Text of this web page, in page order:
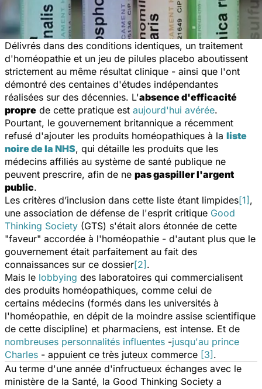
Délivrés dans des conditions identiques, un traitement
d'homéopathie et un jeu de pilules placebo aboutissent
strictement au même résultat clinique - ainsi que l'ont
démontré des centaines d'études indépendantes
réalisées sur des décennies. L'absence d'efficacité
propre de cette pratique est aujourd'hui avérée.
Pourtant, le gouvernement britannique a récemment
refusé d'ajouter les produits homéopathiques à la liste
noire de la NHS, qui détaille les produits que les
médecins affiliés au système de santé publique ne
peuvent prescrire, afin de ne pas gaspiller l'argent
public.
Les critères d’inclusion dans cette liste étant limpides[1],
une association de défense de l'esprit critique Good
Thinking Society (GTS) s'était alors étonnée de cette
"faveur" accordée à l'homéopathie - d'autant plus que le
gouvernement était parfaitement au fait des
connaissances sur ce dossier[2].
Mais le lobbying des laboratoires qui commercialisent
des produits homéopathiques, comme celui de
certains médecins (formés dans les universités à
l'homéopathie, en dépit de la moindre assise scientifique
de cette discipline) et pharmaciens, est intense. Et de
nombreuses personnalités influentes -jusqu'au prince
Charles - appuient ce très juteux commerce [3].
Au terme d'une année d'infructueux échanges avec le
ministère de la Santé, la Good Thinking Society a